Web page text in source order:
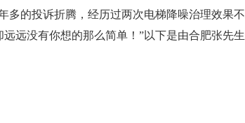
的投诉折腾，经历过两次电梯降噪治理效果
远没有你想的那么简单！”以下是由合肥张先